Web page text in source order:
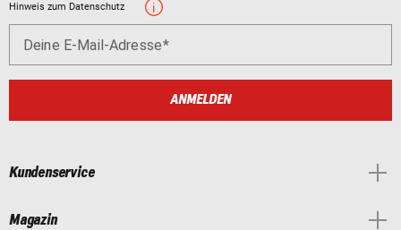
Hinweis zum Datenschutz
Deine E-Mail-Adresse
ANMELDEN
Kundenservice
Magazin